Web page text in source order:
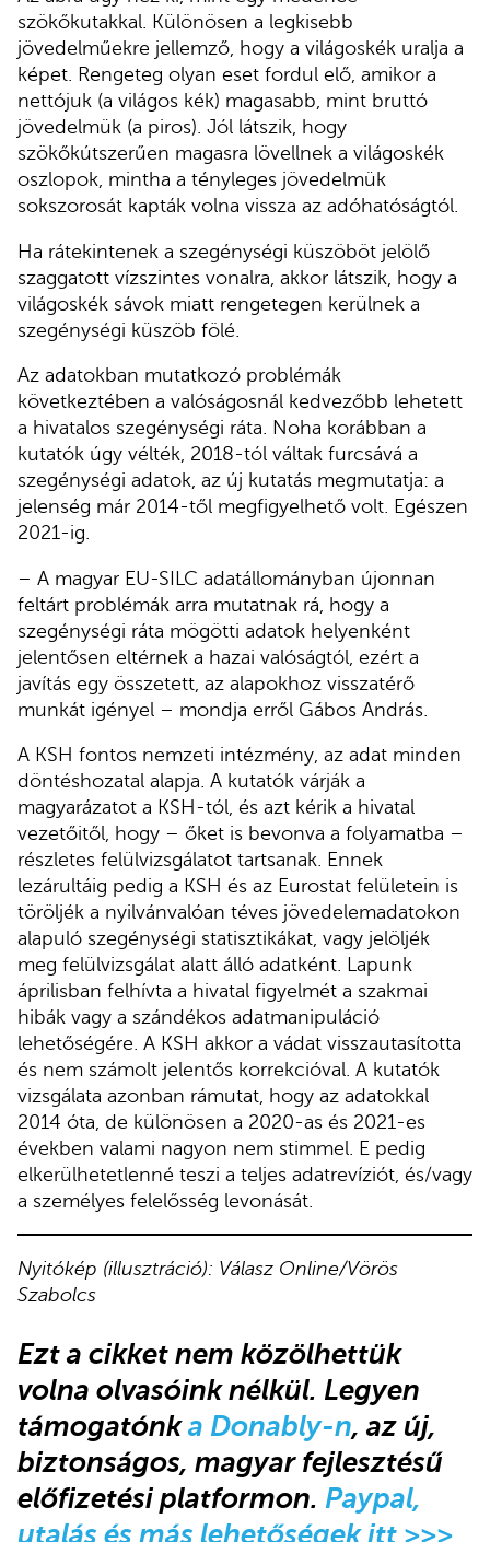
szökőkutakkal. Különösen a legkisebb
jövedelműekre jellemző, hogy a világoskék uralja a
képet. Rengeteg olyan eset fordul elő, amikor a
nettójuk (a világos kék) magasabb, mint bruttó
jövedelmük (a piros). Jól látszik, hogy
szökőkútszerűen magasra lövellnek a világoskék
oszlopok, mintha a tényleges jövedelmük
sokszorosát kapták volna vissza az adóhatóságtól.
Ha rátekintenek a szegénységi küszöböt jelölő
szaggatott vízszintes vonalra, akkor látszik, hogy a
világoskék sávok miatt rengetegen kerülnek a
szegénységi küszöb fölé.
Az adatokban mutatkozó problémák
következtében a valóságosnál kedvezőbb lehetett
a hivatalos szegénységi ráta. Noha korábban a
kutatók úgy vélték, 2018-tól váltak furcsává a
szegénységi adatok, az új kutatás megmutatja: a
jelenség már 2014-től megfigyelhető volt. Egészen
2021-ig.
– A magyar EU-SILC adatállományban újonnan
feltárt problémák arra mutatnak rá, hogy a
szegénységi ráta mögötti adatok helyenként
jelentősen eltérnek a hazai valóságtól, ezért a
javítás egy összetett, az alapokhoz visszatérő
munkát igényel – mondja erről Gábos András.
A KSH fontos nemzeti intézmény, az adat minden
döntéshozatal alapja. A kutatók várják a
magyarázatot a KSH-tól, és azt kérik a hivatal
vezetőitől, hogy – őket is bevonva a folyamatba –
részletes felülvizsgálatot tartsanak. Ennek
lezárultáig pedig a KSH és az Eurostat felületein is
töröljék a nyilvánvalóan téves jövedelemadatokon
alapuló szegénységi statisztikákat, vagy jelöljék
meg felülvizsgálat alatt álló adatként. Lapunk
áprilisban felhívta a hivatal figyelmét a szakmai
hibák vagy a szándékos adatmanipuláció
lehetőségére. A KSH akkor a vádat visszautasította
és nem számolt jelentős korrekcióval. A kutatók
vizsgálata azonban rámutat, hogy az adatokkal
2014 óta, de különösen a 2020-as és 2021-es
években valami nagyon nem stimmel. E pedig
elkerülhetetlenné teszi a teljes adatrevíziót, és/vagy
a személyes felelősség levonását.
Nyitókép (illusztráció): Válasz Online/Vörös
Szabolcs
Ezt a cikket nem közölhettük
volna olvasóink nélkül. Legyen
támogatónka Donably-n, az új,
biztonságos, magyar fejlesztésű
előfizetési platformon. Paypal,
utalás és más lehetőségek itt >>>